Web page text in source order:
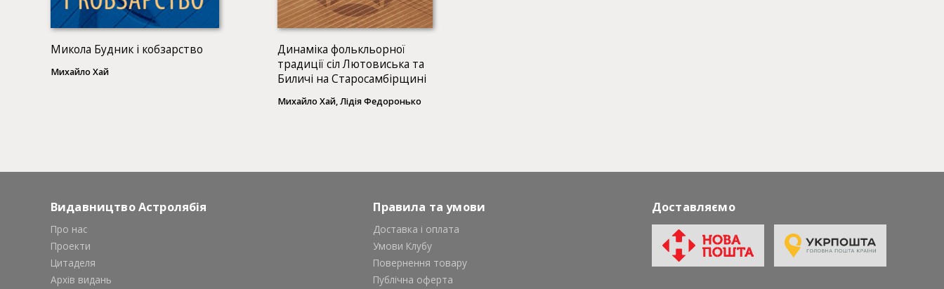
Микола Будник і кобзарство
Михайло Хай
Динаміка фолькльорної
традиції сіл Лютовиська та
Биличі на Старосамбірщині
Михайло Хай, Лідія Федоронько
Видавництво Астролябія
Про нас
Проекти
Цитаделя
Архів видань
Правила та умови
Доставка і оплата
Умови Клубу
Повернення товару
Публічна оферта
Доставляємо